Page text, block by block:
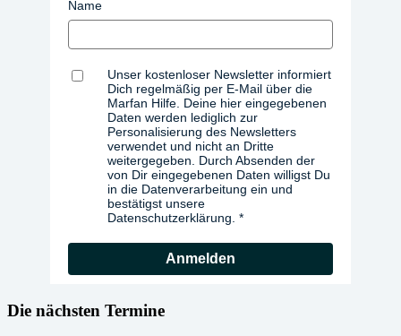
Name
Unser kostenloser Newsletter informiert
Dich regelmäßig per E-Mail über die
Marfan Hilfe. Deine hier eingegebenen
Daten werden lediglich zur
Personalisierung des Newsletters
verwendet und nicht an Dritte
weitergegeben. Durch Absenden der
von Dir eingegebenen Daten willigst Du
in die Datenverarbeitung ein und
bestätigst unsere
Datenschutzerklärung.
Anmelden
Die nächsten Termine